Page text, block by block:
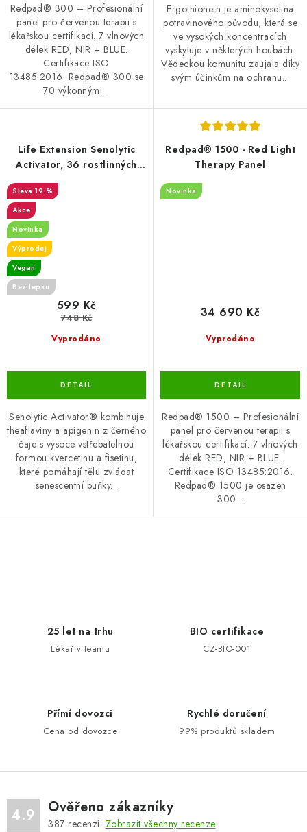
Redpad® 300 – Profesionální
panel pro červenou terapii s
lékařskou certifikací. 7 vlnových
délek RED, NIR + BLUE.
Certifikace ISO
13485:2016. Redpad® 300 se
70 výkonnými...
Ergothionein je aminokyselina
potravinového původu, která se
ve vysokých koncentracích
vyskytuje v některých houbách.
Vědeckou komunitu zaujala díky
svým účinkům na ochranu...
Life Extension Senolytic
Activator, 36 rostlinných
19 %
Akce
Novinka
Výprodej
Vegan
Bez lepku
Vyprodáno
599 Kč
748 Kč
Senolytic Activator® kombinuje
theaflaviny a apigenin z černého
čaje s vysoce vstřebatelnou
formou kvercetinu a fisetinu,
které pomáhají tělu zvládat
senescentní buňky...
Redpad® 1500 - Red Light
Therapy Panel
Novinka
Vyprodáno
34 690 Kč
Redpad® 1500 – Profesionální
panel pro červenou terapii s
lékařskou certifikací. 7 vlnových
délek RED, NIR + BLUE.
Certifikace ISO 13485:2016.
Redpad® 1500 je osazen
300...
y
ý
25 let na trhu
Lékař v teamu
BIO certifikace
CZ-BIO-001
Přímí dovozci
Cena od dovozce
Rychlé doručení
99% produktů skladem
4.9 Ověřeno zákazníky
387 recenzí. Zobrazit všechny recenze